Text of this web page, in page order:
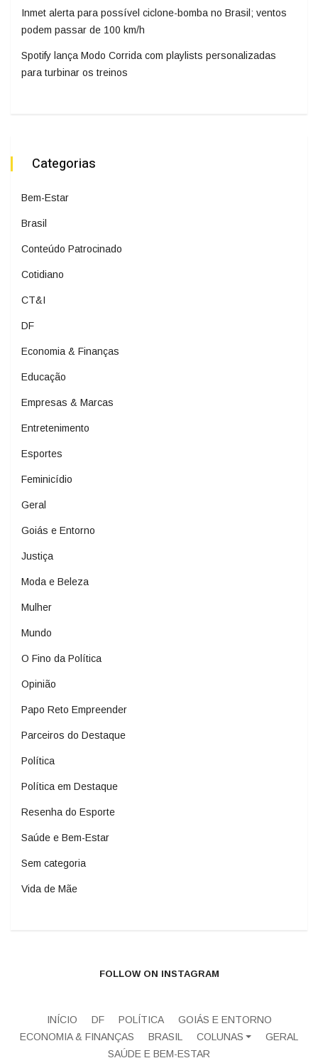
Inmet alerta para possível ciclone-bomba no Brasil; ventos
podem passar de 100 km/h
Spotify lança Modo Corrida com playlists personalizadas
para turbinar os treinos
Categorias
Bem-Estar
Brasil
Conteúdo Patrocinado
Cotidiano
CT&I
DF
Economia & Finanças
Educação
Empresas & Marcas
Entretenimento
Esportes
Feminicídio
Geral
Goiás e Entorno
Justiça
Moda e Beleza
Mulher
Mundo
O Fino da Política
Opinião
Papo Reto Empreender
Parceiros do Destaque
Política
Política em Destaque
Resenha do Esporte
Saúde e Bem-Estar
Sem categoria
Vida de Mãe
FOLLOW ON INSTAGRAM
INÍCIO DF POLÍTICA
GOIÁS E ENTORNO
ECONOMIA & FINANÇAS
BRASIL COLUNAS
GERAL
SAÚDE E BEM-ESTAR